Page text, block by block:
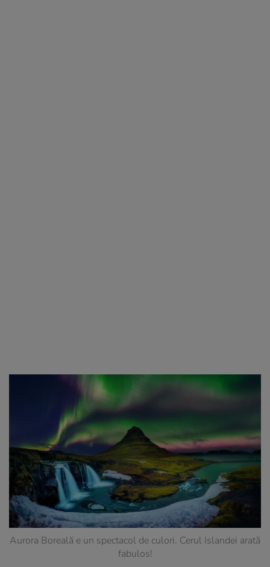
Aurora Boreală e un spectacol de culori. Cerul Islandei arată
fabulos!